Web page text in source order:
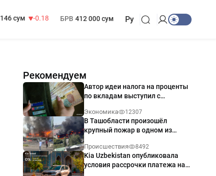
146 сум
-0.18
БРВ 412 000 сум Ру
Рекомендуем
Автор идеи налога на проценты
по вкладам выступил с
Экономика 12307
В Ташобласти произошёл
крупный пожар в одном из
Происшествия 8492
Kia Uzbekistan опубликовала
условия рассрочки платежа на